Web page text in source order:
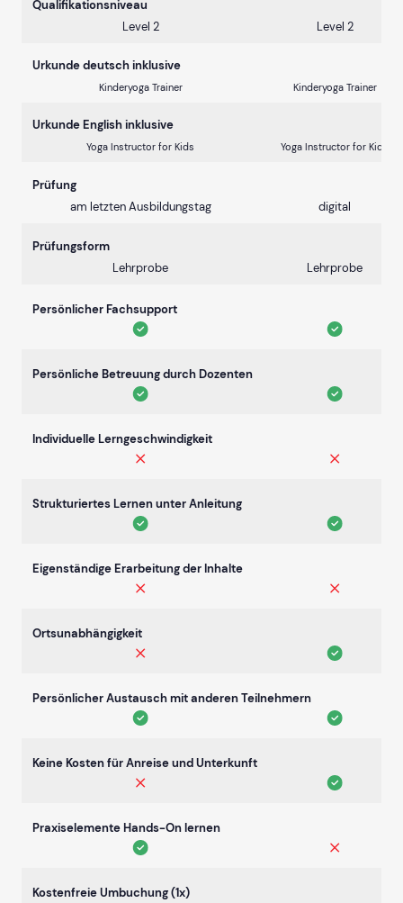
Qualifikationsniveau
Level 2
Level 2
Urkunde deutsch inklusive
Kinderyoga Trainer Kinderyoga Trainer
Urkunde English inklusive
Yoga Instructor for Kids Yoga Instructor for Kids
Prüfung
am letzten Ausbildungstag
digital
Prüfungsform
Lehrprobe
Lehrprobe
Persönlicher Fachsupport
Persönliche Betreuung durch Dozenten
Individuelle Lerngeschwindigkeit
Strukturiertes Lernen unter Anleitung
Eigenständige Erarbeitung der Inhalte
Ortsunabhängigkeit
Persönlicher Austausch mit anderen Teilnehmern
Keine Kosten für Anreise und Unterkunft
Praxiselemente Hands-On lernen
Kostenfreie Umbuchung (1x)